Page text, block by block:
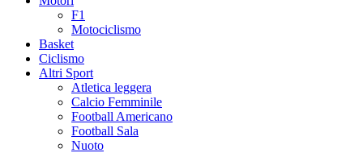
F1
Motociclismo
Basket
Ciclismo
Altri Sport
Atletica leggera
Calcio Femminile
Football Americano
Football Sala
Nuoto